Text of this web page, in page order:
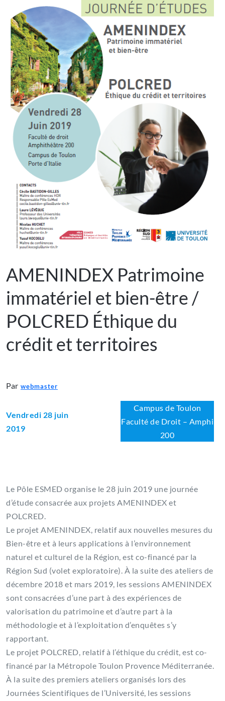
AMENINDEX Patrimoine
immatériel et bien-être /
POLCRED Éthique du
crédit et territoires
Par webmaster
Vendredi 28 juin
2019
Campus de Toulon
Faculté de Droit – Amphi
200
Le Pôle ESMED organise le 28 juin 2019 une journée
d’étude consacrée aux projets AMENINDEX et
POLCRED.
Le projet AMENINDEX, relatif aux nouvelles mesures du
Bien-être et à leurs applications à l’environnement
naturel et culturel de la Région, est co-financé par la
Région Sud (volet exploratoire). À la suite des ateliers de
décembre 2018 et mars 2019, les sessions AMENINDEX
sont consacrées d’une part à des expériences de
valorisation du patrimoine et d’autre part à la
méthodologie et à l’exploitation d’enquêtes s’y
rapportant.
Le projet POLCRED, relatif à l’éthique du crédit, est co-
financé par la Métropole Toulon Provence Méditerranée.
À la suite des premiers ateliers organisés lors des
Journées Scientifiques de l’Université, les sessions